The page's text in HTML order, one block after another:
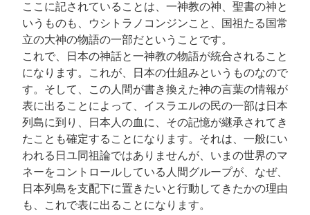
ここに記されていることは、一神教の神、聖書の神と
いうものも、ウシトラノコンジンこと、国祖たる国常
立の大神の物語の一部だということです。
これで、日本の神話と一神教の物語が統合されること
になります。これが、日本の仕組みというものなので
す。そして、この人間が書き換えた神の言葉の情報が
表に出ることによって、イスラエルの民の一部は日本
列島に到り、日本人の血に、その記憶が継承されてき
たことも確定することになります。それは、一般にい
われる日ユ同祖論ではありませんが、いまの世界のマ
ネーをコントロールしている人間グループが、なぜ、
日本列島を支配下に置きたいと行動してきたかの理由
も、これで表に出ることになります。